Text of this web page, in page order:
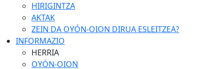
HIRIGINTZA
AKTAK
ZEIN DA OYÓN-OION DIRUA ESLEITZEA?
INFORMAZIO
HERRIA
OYÓN-OION